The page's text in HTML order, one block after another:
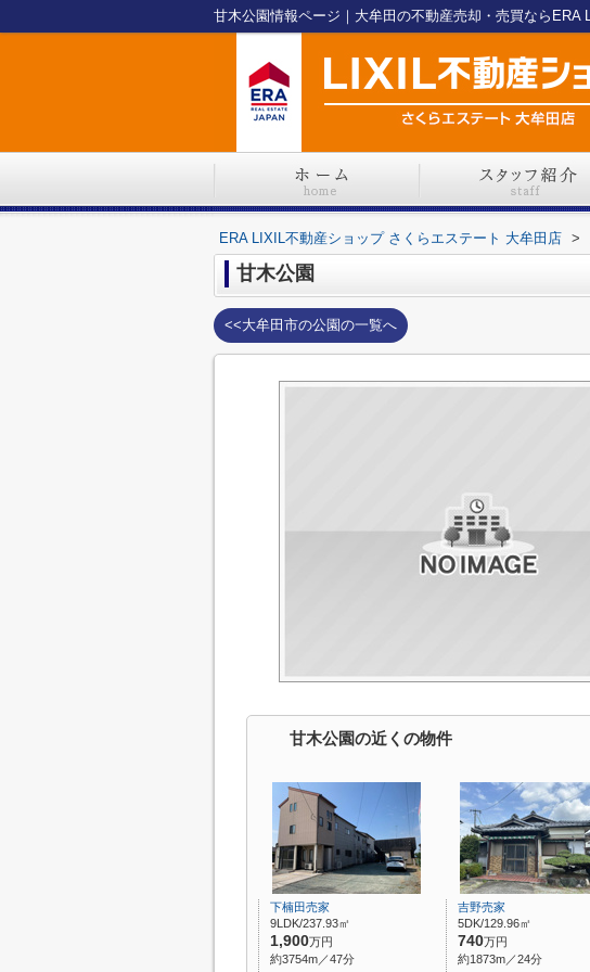
ERA LIXIL不動産ショップ さくらエステート 大牟田店 >
甘木公園
<<大牟田市の公園の一覧へ
甘木公園の近くの物件
下楠田売家
9LDK/237.93㎡
1,900万円
約3754m／47分
吉野売家
5DK/129.96㎡
740万円
約1873m／24分